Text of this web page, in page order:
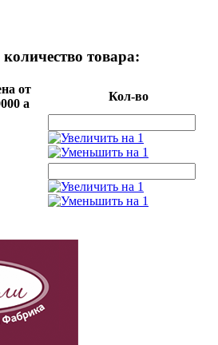
товара:
от
a
Кол-во